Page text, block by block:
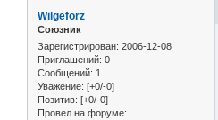
Wilgeforz
Союзник
Зарегистрирован: 2006-12-08
Приглашений: 0
Сообщений: 1
Уважение: [+0/-0]
Позитив: [+0/-0]
Провел на форуме: